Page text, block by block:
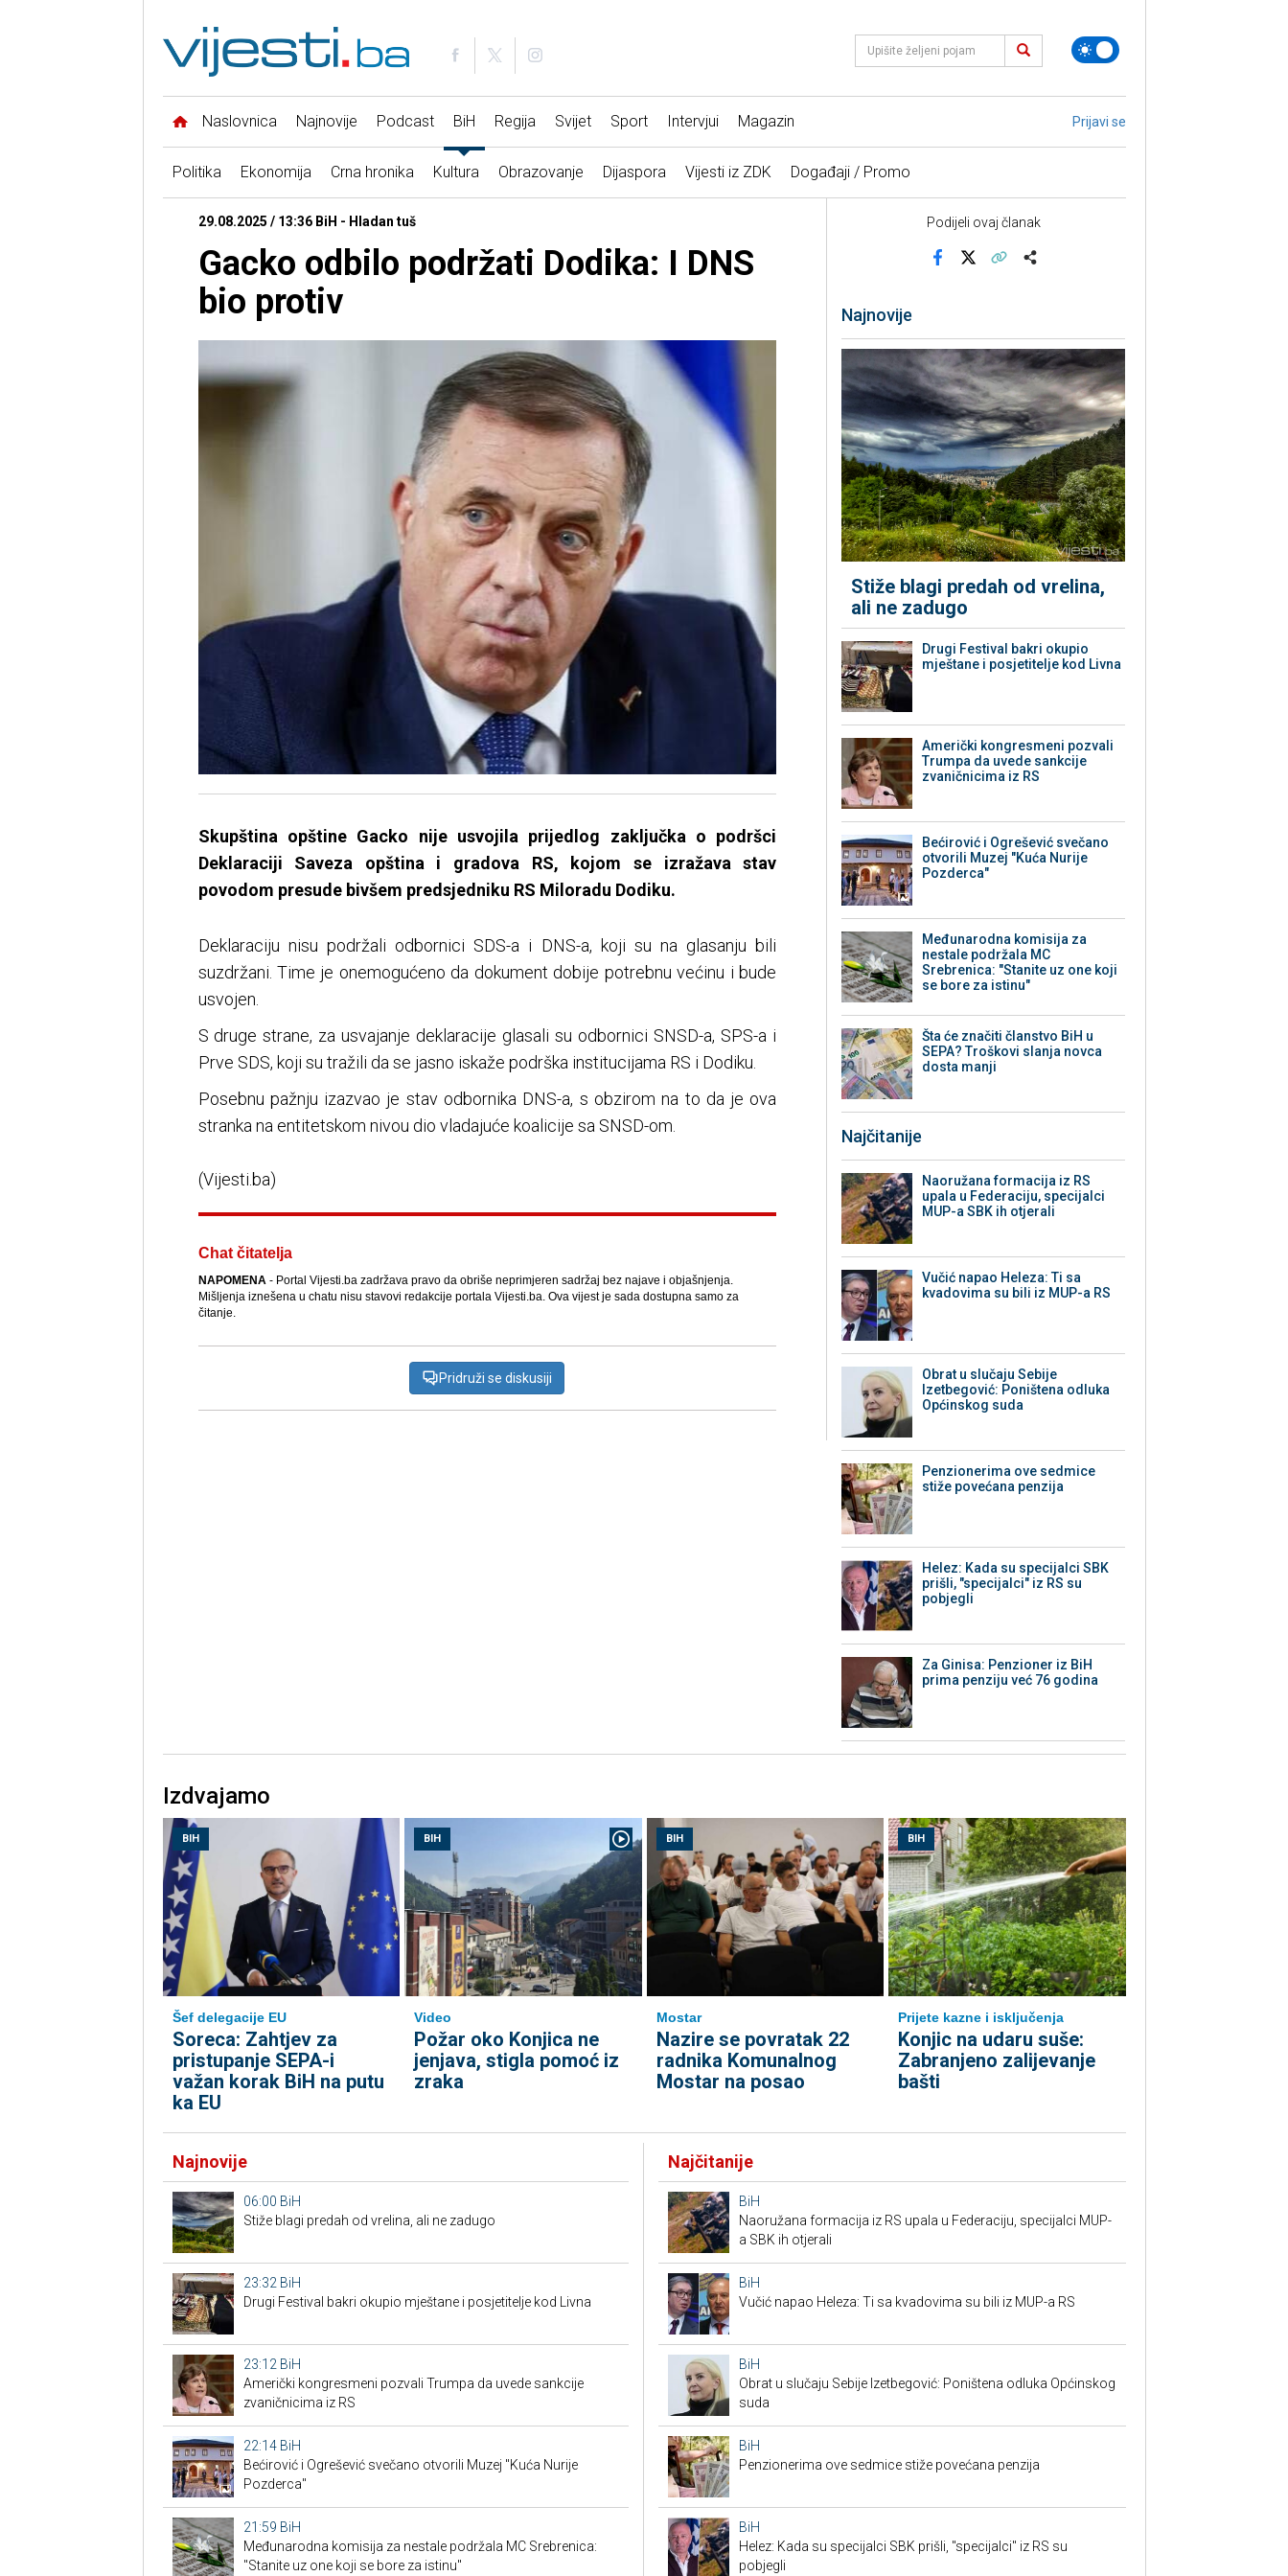
Naslovnica Najnovije Podcast BiH Regija Svijet Sport Intervjui Magazin Prijavi se
Politika Ekonomija Crna hronika Kultura Obrazovanje Dijaspora Vijesti iz ZDK Događaji / Promo
29.08.2025 / 13:36 BiH - Hladan tuš
Gacko odbilo podržati Dodika: I DNS
bio protiv
Skupština opštine Gacko nije usvojila prijedlog zaključka o podršci
Deklaraciji Saveza opština i gradova RS, kojom se izražava stav
povodom presude bivšem predsjedniku RS Miloradu Dodiku.
Deklaraciju nisu podržali odbornici SDS-a i DNS-a, koji su na glasanju bili
suzdržani. Time je onemogućeno da dokument dobije potrebnu većinu i bude
usvojen.
S druge strane, za usvajanje deklaracije glasali su odbornici SNSD-a, SPS-a i
Prve SDS, koji su tražili da se jasno iskaže podrška institucijama RS i Dodiku.
Posebnu pažnju izazvao je stav odbornika DNS-a, s obzirom na to da je ova
stranka na entitetskom nivou dio vladajuće koalicije sa SNSD-om.
(Vijesti.ba)
Chat čitatelja
NAPOMENA- Portal Vijesti.ba zadržava pravo da obriše neprimjeren sadržaj bez najave i objašnjenja.
Mišljenja iznešena u chatu nisu stavovi redakcije portala Vijesti.ba. Ova vijest je sada dostupna samo za
čitanje.
Pridruži se diskusiji
Podijeli ovaj članak
Najnovije
Stiže blagi predah od vrelina,
ali ne zadugo
Drugi Festival bakri okupio
mještane i posjetitelje kod Livna
Američki kongresmeni pozvali
Trumpa da uvede sankcije
zvaničnicima iz RS
Bećirović i Ogrešević svečano
otvorili Muzej "Kuća Nurije
Pozderca"
Međunarodna komisija za
nestale podržala MC
Srebrenica: "Stanite uz one koji
se bore za istinu"
Šta će značiti članstvo BiH u
SEPA? Troškovi slanja novca
dosta manji
Najčitanije
Naoružana formacija iz RS
upala u Federaciju, specijalci
MUP-a SBK ih otjerali
Vučić napao Heleza: Ti sa
kvadovima su bili iz MUP-a RS
Obrat u slučaju Sebije
Izetbegović: Poništena odluka
Općinskog suda
Penzionerima ove sedmice
stiže povećana penzija
Helez: Kada su specijalci SBK
prišli, "specijalci" iz RS su
pobjegli
Za Ginisa: Penzioner iz BiH
prima penziju već 76 godina
Izdvajamo
BIH
Šef delegacije EU
Soreca: Zahtjev za
pristupanje SEPA-i
važan korak BiH na putu
ka EU
BIH
Video
Požar oko Konjica ne
jenjava, stigla pomoć iz
zraka
BIH
Mostar
Nazire se povratak 22
radnika Komunalnog
Mostar na posao
BIH
Prijete kazne i isključenja
Konjic na udaru suše:
Zabranjeno zalijevanje
bašti
Najnovije
06:00 BiH
Stiže blagi predah od vrelina, ali ne zadugo
23:32 BiH
Drugi Festival bakri okupio mještane i posjetitelje kod Livna
23:12 BiH
Američki kongresmeni pozvali Trumpa da uvede sankcije
zvaničnicima iz RS
22:14 BiH
Bećirović i Ogrešević svečano otvorili Muzej "Kuća Nurije
Pozderca"
21:59 BiH
Međunarodna komisija za nestale podržala MC Srebrenica:
"Stanite uz one koji se bore za istinu"
Najčitanije
BiH
Naoružana formacija iz RS upala u Federaciju, specijalci MUP-
a SBK ih otjerali
BiH
Vučić napao Heleza: Ti sa kvadovima su bili iz MUP-a RS
BiH
Obrat u slučaju Sebije Izetbegović: Poništena odluka Općinskog
suda
BiH
Penzionerima ove sedmice stiže povećana penzija
BiH
Helez: Kada su specijalci SBK prišli, "specijalci" iz RS su
pobjegli